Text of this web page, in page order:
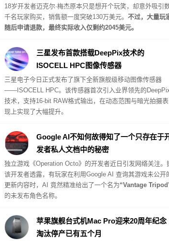
18岁开发者迈克尔·梅杰原本只是想开个玩笑，却意外吸引
千名玩家购买，销售额一度突破130万美元。 不过，大量玩
随后申请退款，最终实际收入仅剩约2045美元。
三星发布首款搭载DeepPix技术的
ISOCELL HPC图像传感器
三星电子今日正式发布了旗下全新旗舰级移动图像传感器
——ISOCELL HPC。该传感器首次引入业界领先的
技术，支持16-bit RAW格式输出，在动态范围与暗光拍摄表
现上实现了大幅提升。
Google AI不知何故得知了一个只存在于
发者私人文档中的秘密
独立游戏《Operation Octo》的开发者近日引发网络关注。
该开发者透露，有玩家在利用Google AI 查询其游戏未公开
更新内容时，AI 竟然精准给出了一个名为“Vantage
的未发布角色名称。
苹果旗舰台式机Mac Pro迎来20周年纪念
淘汰停产已有五个月